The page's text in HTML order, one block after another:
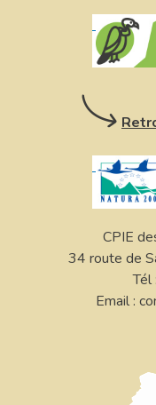
CPIE
34 route de
Email :